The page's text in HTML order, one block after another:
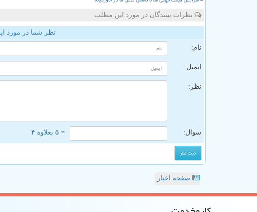
نظرات بینندگان در مورد این مطلب
نظر شما در مورد
نام:
ایمیل:
نظر:
سوال: = ۵ بعلاوه ۴
صفحه اخبار